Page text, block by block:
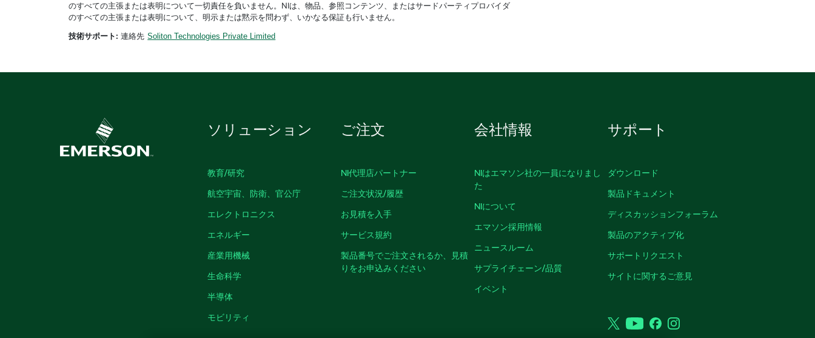
のすべての主張または表明について一切責任を負いません。NIは、物品、参照コンテンツ、またはサードパーティプロバイダ
のすべての主張または表明について、明示または黙示を問わず、いかなる保証も行いません。
技術サポート: 連絡先 Soliton Technologies Private Limited
ソリューション
教育/研究
航空宇宙、防衛、官公庁
エレクトロニクス
エネルギー
産業用機械
生命科学
半導体
モビリティ
ご注文
NI代理店パートナー
ご注文状況/履歴
お見積を入手
サービス規約
製品番号でご注文されるか、見積
りをお申込みください
会社情報
NIはエマソン社の一員になりまし
た
NIについて
エマソン採用情報
ニュースルーム
サプライチェーン/品質
イベント
サポート
ダウンロード
製品ドキュメント
ディスカッションフォーラム
製品のアクティブ化
サポートリクエスト
サイトに関するご意見
TwitterYouTubeFacebookInstagram